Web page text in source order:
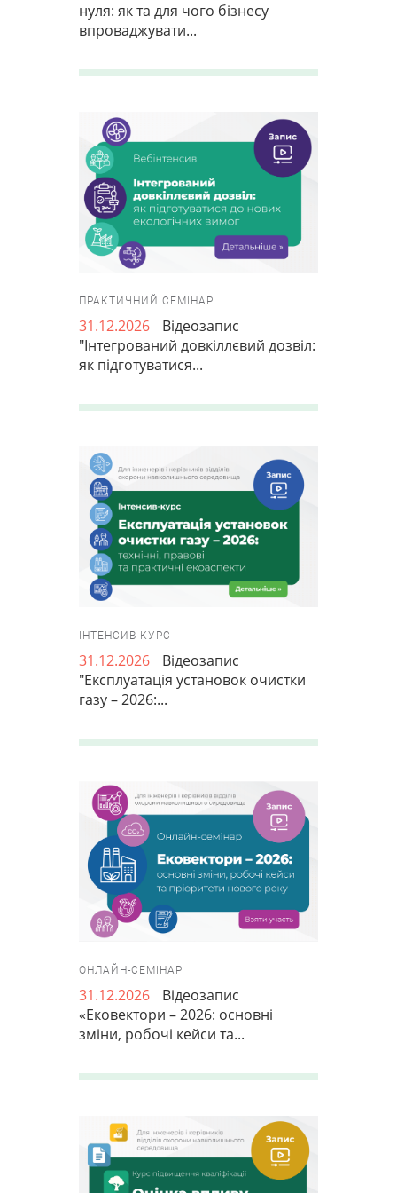
нуля: як та для чого бізнесу
впроваджувати...
ПРАКТИЧНИЙ СЕМІНАР
31.12.2026
Відеозапис
"Інтегрований довкіллєвий дозвіл:
як підготуватися...
ІНТЕНСИВ-КУРС
31.12.2026
Відеозапис
"Експлуатація установок очистки
газу – 2026:...
ОНЛАЙН-СЕМІНАР
31.12.2026
Відеозапис
«Ековектори – 2026: основні
зміни, робочі кейси та...